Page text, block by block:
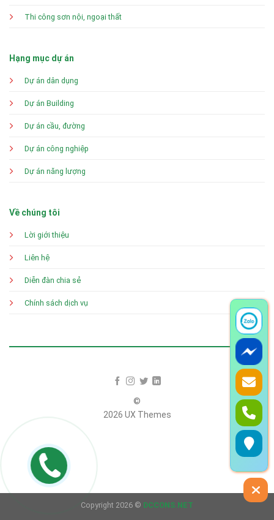
Thi công sơn nội, ngoại thất
Hạng mục dự án
Dự án dân dụng
Dự án Building
Dự án cầu, đường
Dự án công nghiệp
Dự án năng lượng
Về chúng tôi
Lời giới thiệu
Liên hệ
Diễn đàn chia sẻ
Chính sách dịch vụ
©
2026 UX Themes
Copyright 2026 © DCCONS.NET